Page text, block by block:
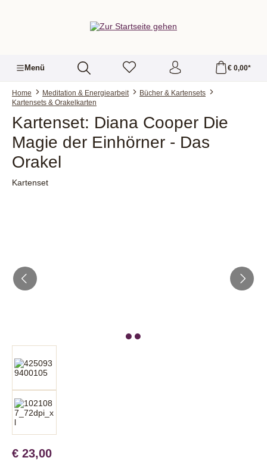
Menü € 0,00*
Home Meditation & Energiearbeit
Bücher & Kartensets
Kartensets & Orakelkarten
Kartenset: Diana Cooper Die
Magie der Einhörner - Das
Orakel
Kartenset
€ 23,00